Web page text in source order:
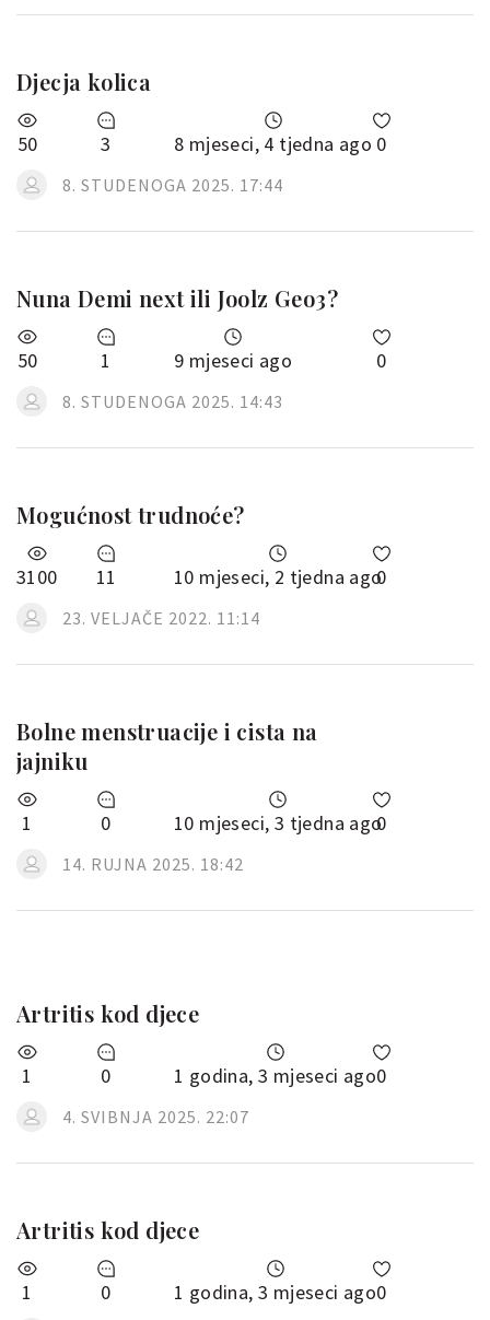
Djecja kolica
50 3 8 mjeseci, 4 tjedna ago 0
8. STUDENOGA 2025. 17:44
Nuna Demi next ili Joolz Geo3?
50 1 9 mjeseci ago 0
8. STUDENOGA 2025. 14:43
Mogućnost trudnoće?
3100 11 10 mjeseci, 2 tjedna ago0
23. VELJAČE 2022. 11:14
Bolne menstruacije i cista na
jajniku
1 0 10 mjeseci, 3 tjedna ago0
14. RUJNA 2025. 18:42
Artritis kod djece
1 0 1 godina, 3 mjeseci ago0
4. SVIBNJA 2025. 22:07
Artritis kod djece
1 0 1 godina, 3 mjeseci ago0